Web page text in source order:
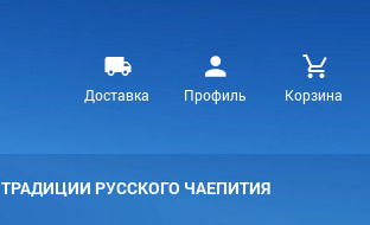
Доставка
Профиль Корзина
ТРАДИЦИИ РУССКОГО ЧАЕПИТИЯ